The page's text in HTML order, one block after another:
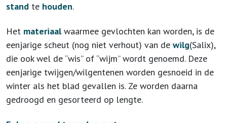
stand te houden.
Het materiaalwaarmee gevlochten kan worden, is de
eenjarige scheut (nog niet verhout) van de wilg(Salix),
die ook wel de “wis” of “wijm” wordt genoemd. Deze
eenjarige twijgen/wilgentenen worden gesnoeid in de
winter als het blad gevallen is. Ze worden daarna
gedroogd en gesorteerd op lengte.